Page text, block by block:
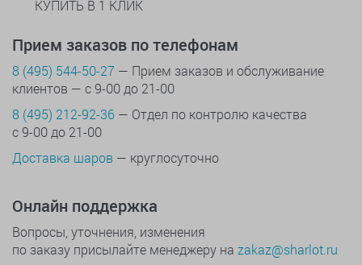
КУПИТЬ В 1 КЛИК
Прием заказов по телефонам
8 (495) 544-50-27 — Прием заказов и обслуживание
клиентов — с 9-00 до 21-00
8 (495) 212-92-36 — Отдел по контролю качества
с 9-00 до 21-00
Доставка шаров — круглосуточно
Онлайн поддержка
Вопросы, уточнения, изменения
по заказу присылайте менеджеру на zakaz@sharlot.ru